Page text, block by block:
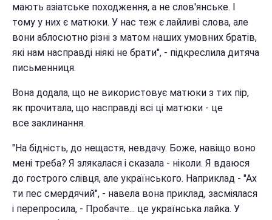
мають азіатське походження, а не слов'янське. І
тому у них є матюки. У нас теж є лайливі слова, але
вони аблосютно різні з матом наших умовних братів,
які нам насправді ніякі не брати", - підкреслила дитяча
письменниця.
Вона додала, що не використовує матюки з тих пір,
як прочитала, що насправді всі ці матюки - це
все заклинання.
"На бідність, до нещастя, невдачу. Боже, навіщо воно
мені треба? Я злякалася і сказала - ніколи. Я вдаюся
до гострого слівця, але українського. Наприклад - "Ах
ти пес смердячий", - навела вона приклад, засміялася
і перепросила, - Пробачте... це українська лайка. У